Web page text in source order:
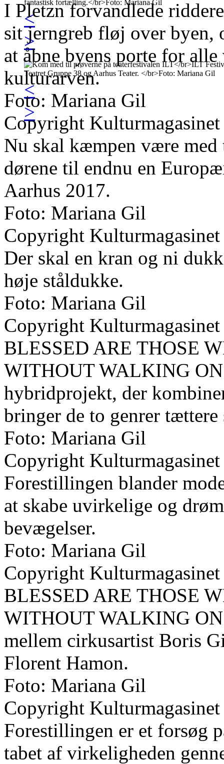
<
>
<
>
I Pletzn forvandlede
sit jerngreb fløj over byen,
at åbne byens porte for
kulturarven.
Foto: Mariana Gil
Copyright
Nu skal kæmpen være
dørene til endnu en
Aarhus 2017.
Foto: Mariana Gil
Copyright
Der skal en kran og ni
høje ståldukke.
Foto: Mariana Gil
Copyright
BLESSED ARE THOSE
WITHOUT WALKING
hybridprojekt, der
bringer de to genrer tættere
Foto: Mariana Gil
Copyright
Forestillingen blander
at skabe uvirkelige og
bevægelser.
Foto: Mariana Gil
Copyright
BLESSED ARE THOSE
WITHOUT WALKING ON
mellem cirkusartist Boris
Florent Hamon.
Foto: Mariana Gil
Copyright
Forestillingen er et forsøg
tabet af virkeligheden